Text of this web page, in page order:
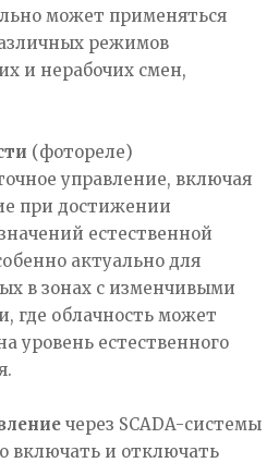
может применяться
режимов
и нерабочих смен,
(фотореле)
управление, включая
при достижении
естественной
актуально для
в зонах с изменчивыми
где облачность может
уровень естественного
через SCADA-системы
включать и отключать